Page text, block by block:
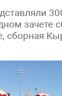
зачете
сборная